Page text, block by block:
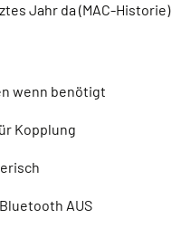
Jahr da (MAC-Historie)
wenn benötigt
Kopplung
AUS